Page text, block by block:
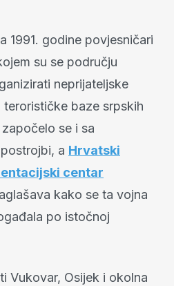
1991. godine povjesničari
su se području
neprijateljske
baze srpskih
se i sa
a Hrvatski
centar
kako se ta vojna
po istočnoj
Vukovar, Osijek i okolna